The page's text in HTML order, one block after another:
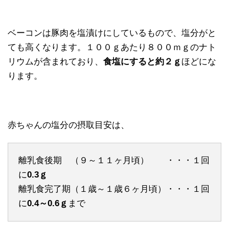
ベーコンは豚肉を塩漬けにしているもので、塩分がと
ても高くなります。１００ｇあたり８００ｍｇのナト
リウムが含まれており、 食塩にすると約２ｇ ほどにな
ります。
赤ちゃんの塩分の摂取目安は、
離乳食後期 （９～１１ヶ月頃） ・・・１回
に0.3ｇ
離乳食完了期（１歳～１歳６ヶ月頃）・・・１回
に0.4～0.6ｇ まで